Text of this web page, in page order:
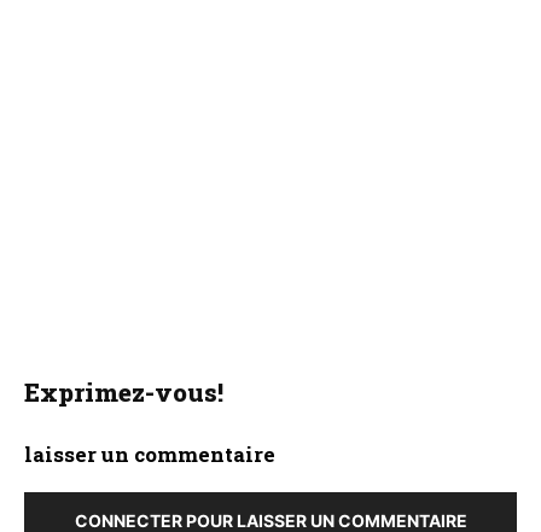
Exprimez-vous!
laisser un commentaire
CONNECTER POUR LAISSER UN COMMENTAIRE